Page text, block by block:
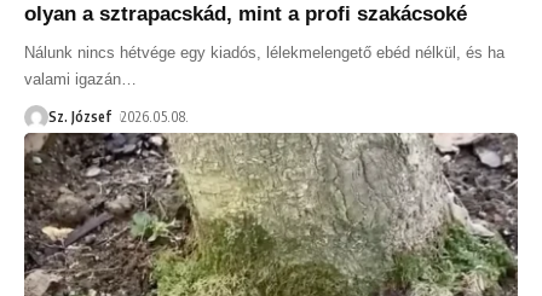
olyan a sztrapacskád, mint a profi szakácsoké
Nálunk nincs hétvége egy kiadós, lélekmelengető ebéd nélkül, és ha
valami igazán…
Sz. József 2026.05.08.